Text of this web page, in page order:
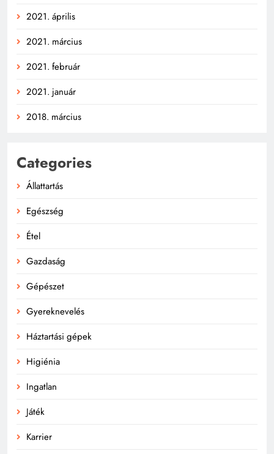
2021. április
2021. március
2021. február
2021. január
2018. március
Categories
Állattartás
Egészség
Étel
Gazdaság
Gépészet
Gyereknevelés
Háztartási gépek
Higiénia
Ingatlan
Játék
Karrier